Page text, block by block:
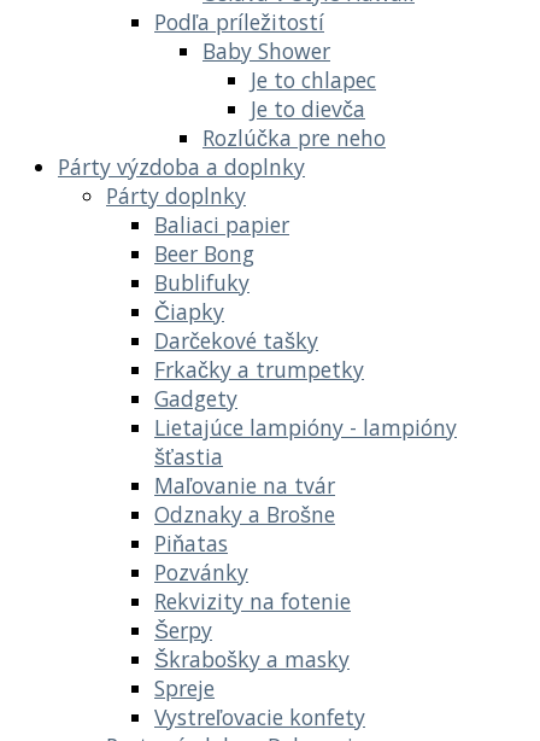
Podľa príležitostí
Baby Shower
Je to chlapec
Je to dievča
Rozlúčka pre neho
Párty výzdoba a doplnky
Párty doplnky
Baliaci papier
Beer Bong
Bublifuky
Čiapky
Darčekové tašky
Frkačky a trumpetky
Gadgety
Lietajúce lampióny - lampióny
šťastia
Maľovanie na tvár
Odznaky a Brošne
Piňatas
Pozvánky
Rekvizity na fotenie
Šerpy
Škrabošky a masky
Spreje
Vystreľovacie konfety